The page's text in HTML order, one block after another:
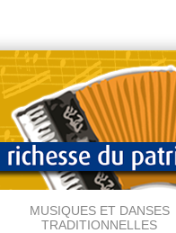
MUSIQUES ET DANSES
TRADITIONNELLES